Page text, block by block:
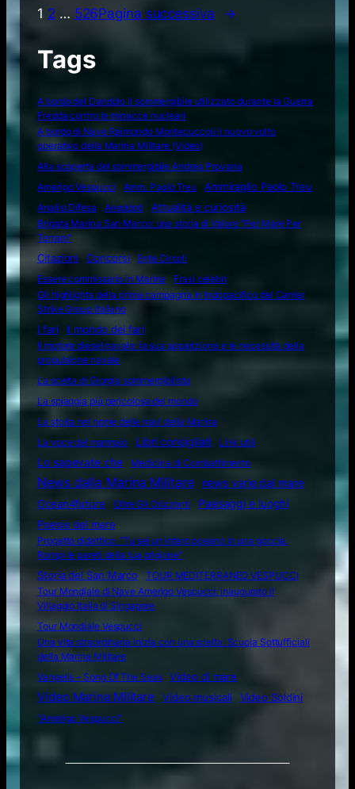
1 2 … 526Pagina successiva →
Tags
A bordo del Dandolo il sommergibile utilizzato durante la Guerra
Fredda contro le minacce nucleari
A bordo di Nave Raimondo Montecuccoli il nuovo volto
operativo della Marina Militare (Video)
Alla scoperta del sommergibile Andrea Provana
Amerigo Vespucci
Amm. Paolo Treu
Ammiraglio Paolo Treu
Analisi Difesa
Aneddoti Attualità e curiosità
Brigata Marina San Marco: una storia di Valore "Per Mare Per
Terram"
Citazioni
Concorsi
Ente Circoli
Essere commissario in Marina
Frasi celebri
Gli highlights della prima campagna in Indopacifico del Carrier
Strike Group italiano
I fari
Il mondo dei fari
Il motore diesel navale: la sua apparizione e le necessità della
propulsione navale
La scelta di Giorgia sommergibilista
La spiaggia più pericolosa del mondo
La storia nel nome delle navi della Marina
La voce del marinaio
Libri consigliati Link utili
Lo sapevate che Medicina di Combattimento
News dalla Marina Militare
news varie dal mare
Ocean4future
Oltre Gli Orizzonti
Paesaggi e luoghi
Poesie del mare
Progetto didattico: “Tu sei un intero oceano in una goccia.
Rompi le pareti della tua prigione”
Storia del San Marco
TOUR MEDITERRANEO VESPUCCI
Tour Mondiale di Nave Amerigo Vespucci: inaugurato il
Villaggio Italia di Singapore
Tour Mondiale Vespucci
Una vita straordinaria inizia con una scelta: Scuola Sottufficiali
della Marina Militare
Vangelis – Song Of The Seas
Video di mare
Video Marina Militare Video musicali
Video Soldini
“Amerigo Vespucci”